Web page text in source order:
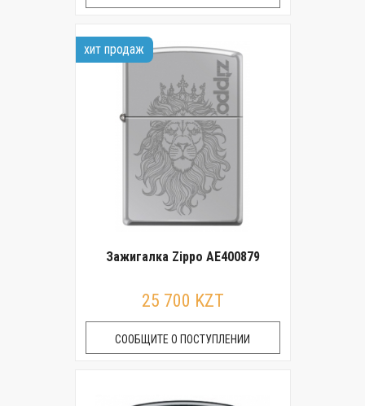
хит продаж
Зажигалка Zippo AE400879
25 700 KZT
СООБЩИТЕ О ПОСТУПЛЕНИИ